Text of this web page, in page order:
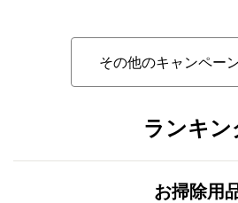
その他のキャンペー
ランキン
お掃除用